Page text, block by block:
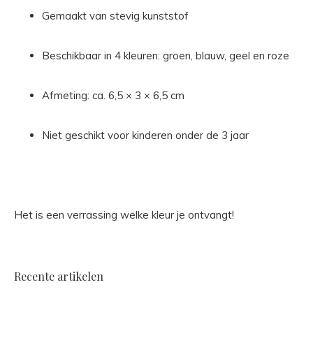
Gemaakt van stevig kunststof
Beschikbaar in 4 kleuren: groen, blauw, geel en roze
Afmeting: ca. 6,5 × 3 × 6,5 cm
Niet geschikt voor kinderen onder de 3 jaar
Het is een verrassing welke kleur je ontvangt!
Recente artikelen